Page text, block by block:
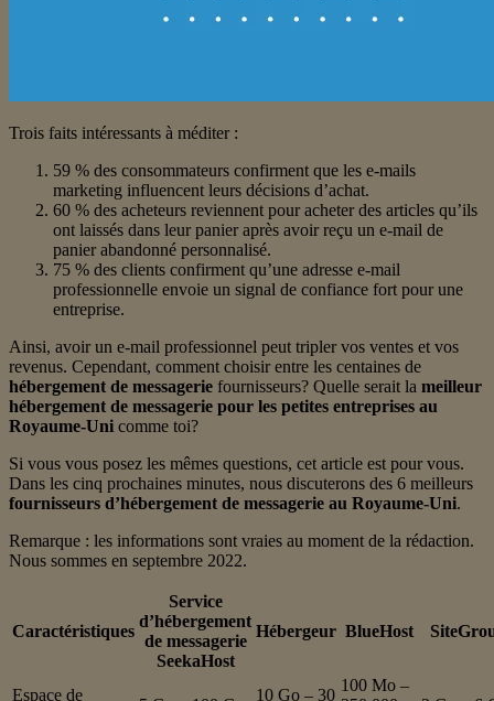
Trois faits intéressants à méditer :
59 % des consommateurs confirment que les e-mails
marketing influencent leurs décisions d’achat.
60 % des acheteurs reviennent pour acheter des articles qu’ils
ont laissés dans leur panier après avoir reçu un e-mail de
panier abandonné personnalisé.
75 % des clients confirment qu’une adresse e-mail
professionnelle envoie un signal de confiance fort pour une
entreprise.
Ainsi, avoir un e-mail professionnel peut tripler vos ventes et vos
revenus. Cependant, comment choisir entre les centaines de
hébergement de messagerie fournisseurs? Quelle serait la meilleur
hébergement de messagerie pour les petites entreprises au
Royaume-Uni comme toi?
Si vous vous posez les mêmes questions, cet article est pour vous.
Dans les cinq prochaines minutes, nous discuterons des 6 meilleurs
fournisseurs d’hébergement de messagerie au Royaume-Uni.
Remarque : les informations sont vraies au moment de la rédaction.
Nous sommes en septembre 2022.
Caractéristiques
Service
d’hébergement
de messagerie
SeekaHost
Hébergeur BlueHost
Espace de
10 Go – 30
100 Mo –